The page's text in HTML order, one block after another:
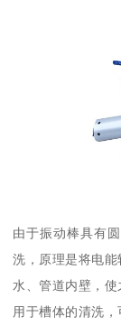
由于振动棒具有
洗，原理是将电能
水、管道内壁，
用于槽体的清洗